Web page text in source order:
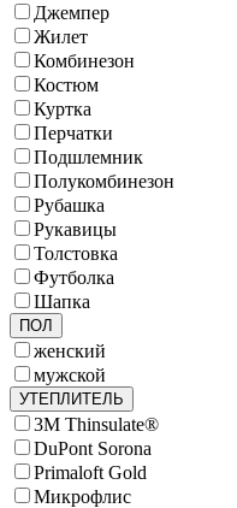
Джемпер
Жилет
Комбинезон
Костюм
Куртка
Перчатки
Подшлемник
Полукомбинезон
Рубашка
Рукавицы
Толстовка
Футболка
Шапка
ПОЛ
женский
мужской
УТЕПЛИТЕЛЬ
3M Thinsulate®
DuPont Sorona
Primaloft Gold
Микрофлис